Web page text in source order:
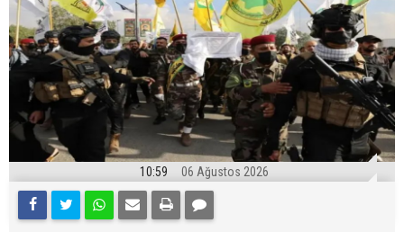
10:59 06 Ağustos 2026